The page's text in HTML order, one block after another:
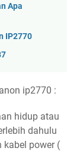
Apa
IP2770
ip2770 :
hidup atau
dahulu
kabel power (